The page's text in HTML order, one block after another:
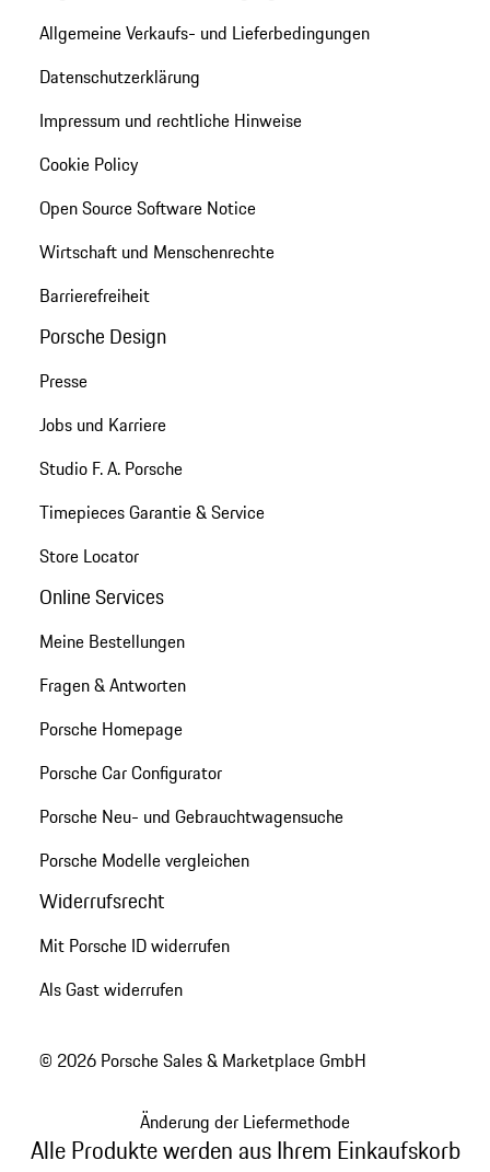
Allgemeine Verkaufs- und Lieferbedingungen
Datenschutzerklärung
Impressum und rechtliche Hinweise
Cookie Policy
Open Source Software Notice
Wirtschaft und Menschenrechte
Barrierefreiheit
Porsche Design
Presse
Jobs und Karriere
Studio F. A. Porsche
Timepieces Garantie & Service
Store Locator
Online Services
Meine Bestellungen
Fragen & Antworten
Porsche Homepage
Porsche Car Configurator
Porsche Neu- und Gebrauchtwagensuche
Porsche Modelle vergleichen
Widerrufsrecht
Mit Porsche ID widerrufen
Als Gast widerrufen
© 2026 Porsche Sales & Marketplace GmbH
Änderung der Liefermethode
Alle Produkte werden aus Ihrem Einkaufskorb